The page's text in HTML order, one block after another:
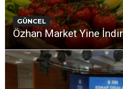
GÜNCEL
Özhan Market Yine